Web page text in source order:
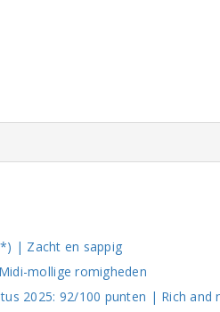
| Zacht en sappig
mollige romigheden
2025: 92/100 punten | Rich and